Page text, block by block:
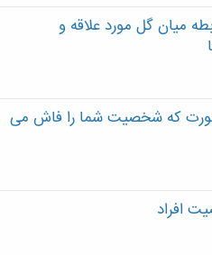
میان گل مورد علاقه و
صورت که شخصیت شما را فاش می
افراد